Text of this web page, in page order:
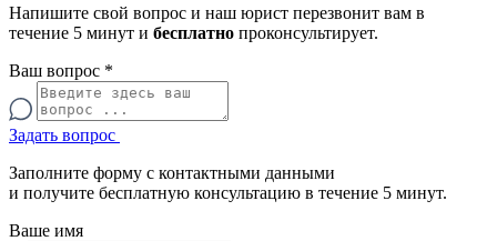
Напишите свой вопрос и наш юрист перезвонит вам в
течение 5 минут и бесплатно проконсультирует.
Ваш вопрос *
Задать вопрос
Заполните форму с контактными данными
и получите бесплатную консультацию в течение 5 минут.
Ваше имя